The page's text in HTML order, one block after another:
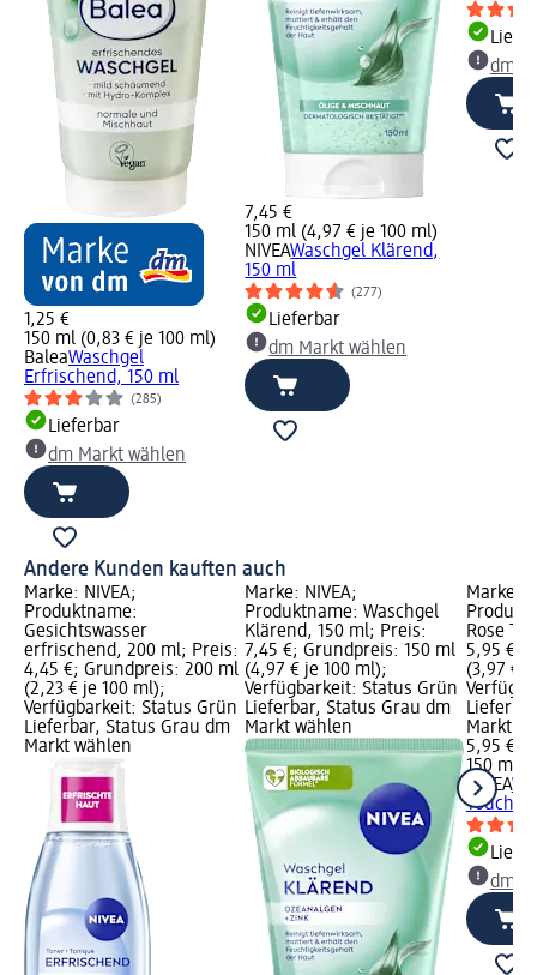
1,25 €
150 ml (0,83 € je 100 ml)
BaleaWaschgel
Erfrischend, 150 ml
(285)
Lieferbar
dm Markt wählen
7,45 €
150 ml (4,97 € je 100 ml)
NIVEAWaschgel Klärend,
150 ml
(277)
Lieferbar
dm Markt wählen
dm
Andere Kunden kauften auch
Marke: NIVEA;
Produktname:
Gesichtswasser
erfrischend, 200 ml; Preis:
4,45 €; Grundpreis: 200 ml
(2,23 € je 100 ml);
Verfügbarkeit: Status Grün
Lieferbar, Status Grau dm
Markt wählen
Marke: NIVEA;
Produktname: Waschgel
Klärend, 150 ml; Preis:
7,45 €; Grundpreis: 150 ml
(4,97 € je 100 ml);
Verfügbarkeit: Status Grün
Lieferbar, Status Grau dm
Markt wählen
Marke:
Rose
5,95 €;
(3,97 €
Markt
5,95 €
150 ml
NIVEA
Touch,
dm